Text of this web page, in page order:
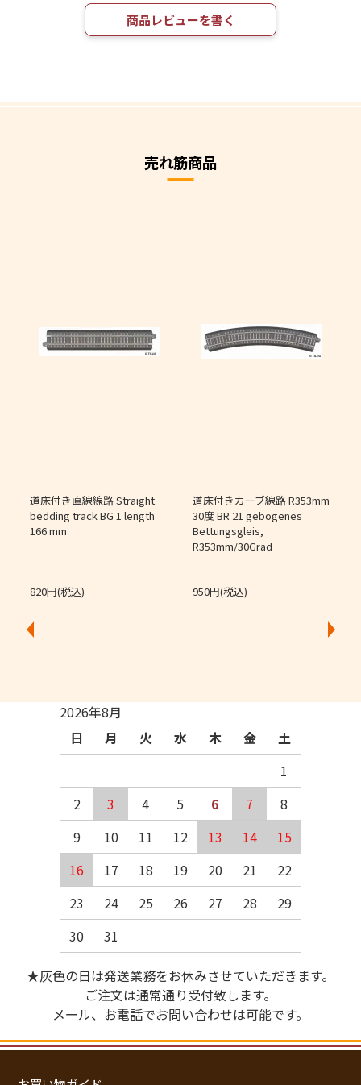
商品レビューを書く
売れ筋商品
道床付き直線線路 Straight
bedding track BG 1 length
166 mm
820円(税込)
道床付きカーブ線路 R353mm
30度 BR 21 gebogenes
Bettungsgleis,
R353mm/30Grad
950円(税込)
2026年8月
日
月 火 水 木 金
土
1
2
3 4 5 6 7
8
9
10 11 12 13 14
15
16
17 18 19 20 21
22
23
24 25 26 27 28
29
30
31
★灰色の日は発送業務をお休みさせていただきます。
ご注文は通常通り受付致します。
メール、お電話でお問い合わせは可能です。